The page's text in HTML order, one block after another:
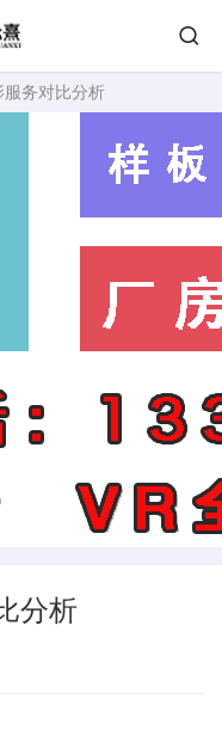
务对比分析
分析